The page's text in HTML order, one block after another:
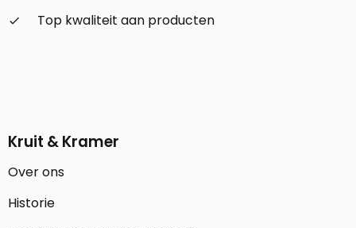
check_small
Top kwaliteit aan producten
Kruit & Kramer
Over ons
Historie